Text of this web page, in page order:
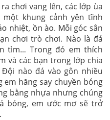
chơi vang lên, các lớp ùa
khung cảnh yên tĩnh
nhiệt, ồn ào. Mỗi góc sân
chơi trò chơi. Nào là đá
tìm... Trong đó em thích
và các bạn trong lớp chia
nào đá vào gôn nhiều
hăng say chuyền bóng
bằng nhựa nhưng chúng
bóng, em ước mơ sẽ trở